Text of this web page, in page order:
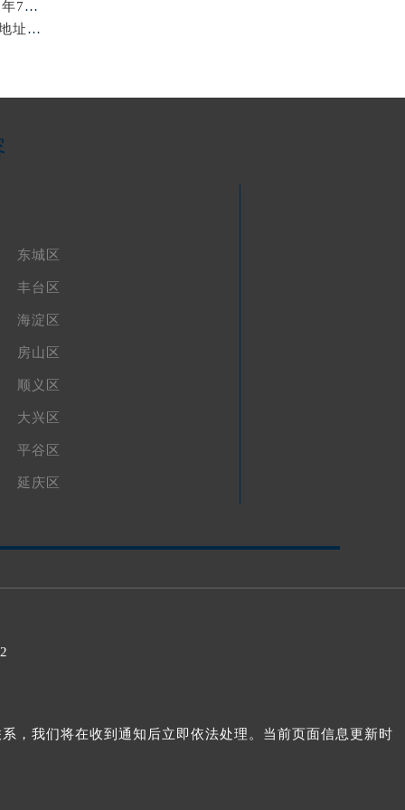
北京浪琴保养费用明细与维修服务指南权威公示（2026年7月最新）
亲身到店探访北京浪琴官方售后服务中心｜最新电话及地址（2026年7月最新）
东城区
丰台区
海淀区
房山区
顺义区
大兴区
平谷区
延庆区
，我们将在收到通知后立即依法处理。当前页面信息更新时